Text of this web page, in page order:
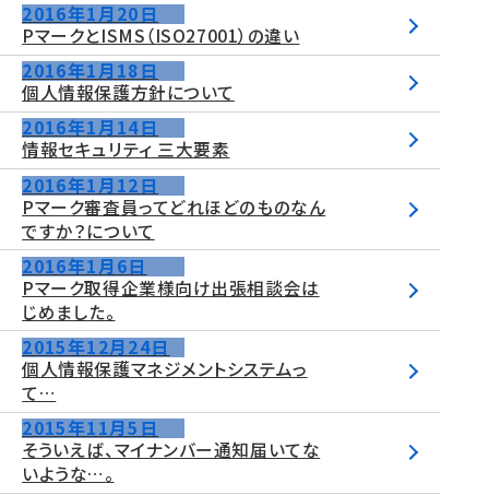
2016年1月20日
PマークとISMS（ISO27001）の違い
2016年1月18日
個人情報保護方針について
2016年1月14日
情報セキュリティ 三大要素
2016年1月12日
Pマーク審査員ってどれほどのものなん
ですか？について
2016年1月6日
Pマーク取得企業様向け出張相談会は
じめました。
2015年12月24日
個人情報保護マネジメントシステムっ
て…
2015年11月5日
そういえば、マイナンバー通知届いてな
いような…。